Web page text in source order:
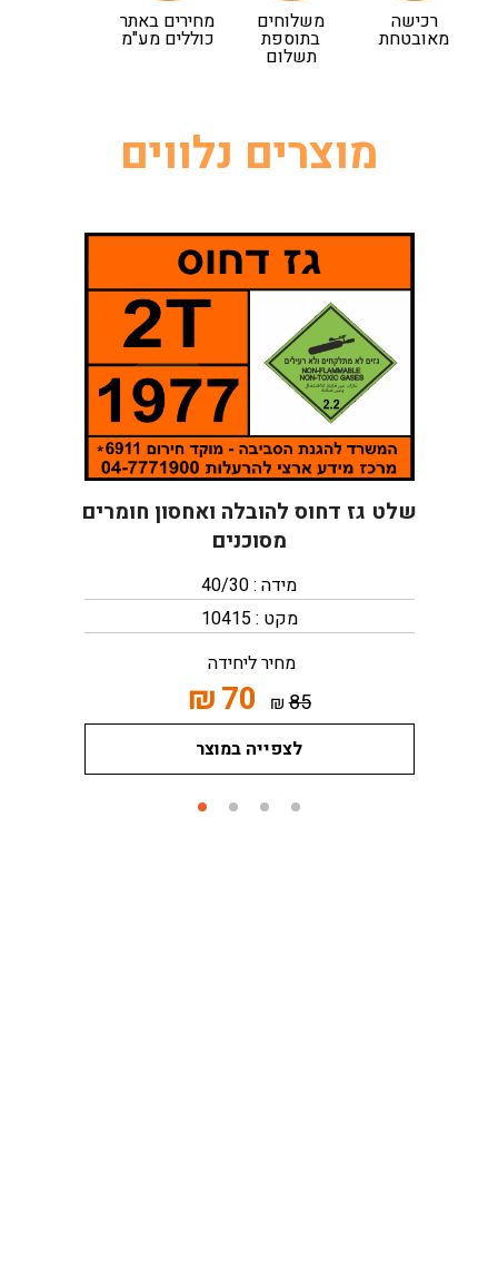
רכישה
מאובטחת
משלוחים
בתוספת
תשלום
מחירים באתר
כוללים מע"מ
מוצרים נלווים
שלט גז דחוס להובלה ואחסון חומרים
מסוכנים
מידה : 40/30
מקט : 10415
מחיר ליחידה
85
₪
70
₪
לצפייה במוצר